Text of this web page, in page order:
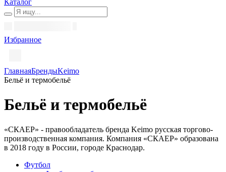
Каталог
Избранное
ГлавнаяБрендыKeimo
Бельё и термобельё
Бельё и термобельё
«СКАЕР» - правообладатель бренда Keimo русская торгово-
производственная компания. Компания «СКАЕР» образована
в 2018 году в России, городе Краснодар.
Футбол